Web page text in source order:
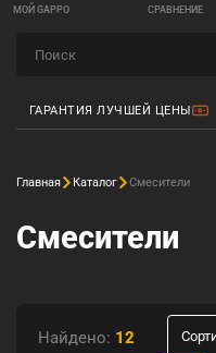
МОЙ GAPPO СРАВНЕНИЕ
ГАРАНТИЯ ЛУЧШЕЙ ЦЕНЫ
Главная Каталог Смесители
Смесители
Найдено: 12